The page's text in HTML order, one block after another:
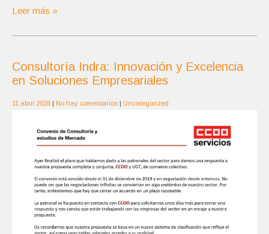
Leer más »
Consultoría Indra: Innovación y Excelencia
en Soluciones Empresariales
11 abril 2026 No hay comentarios Uncategorized